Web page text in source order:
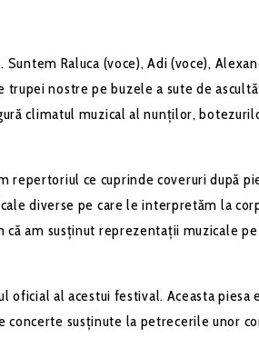
Raluca (voce), Adi (voce),
nostre pe buzele a sute de
climatul muzical al nunților,
repertoriul ce cuprinde coveruri după
diverse pe care le interpretăm la
am susținut reprezentații muzicale
al acestui festival. Aceasta
susținute la petrecerile unor